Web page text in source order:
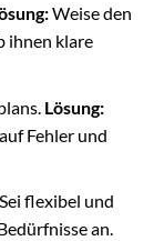
Weise den
ihnen klare
Lösung:
Fehler und
flexibel und
an.